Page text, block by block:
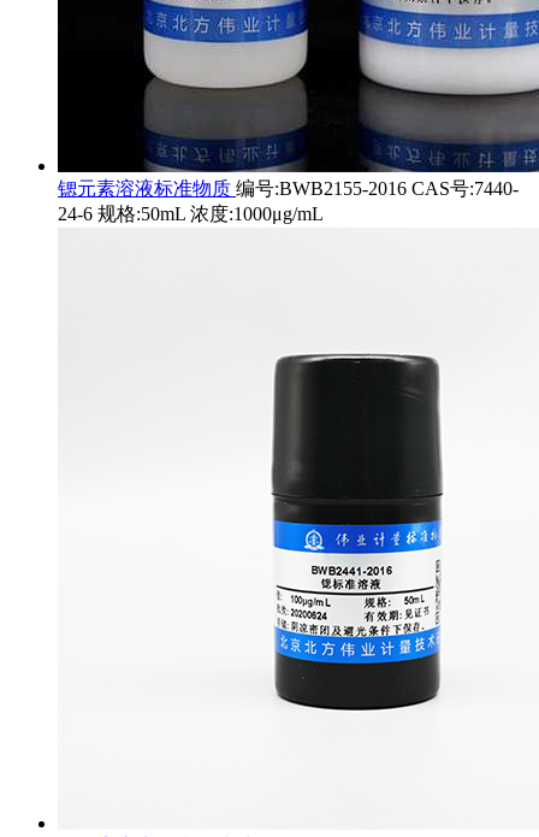
锶元素溶液标准物质 编号:BWB2155-2016 CAS号:7440-
24-6 规格:50mL 浓度:1000μg/mL